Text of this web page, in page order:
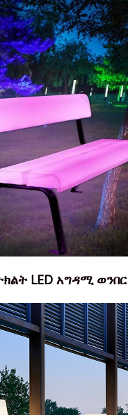
LED አግዳሚ ወንበር